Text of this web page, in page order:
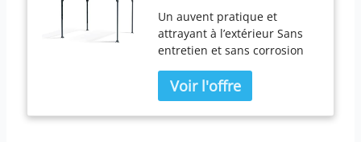
Un auvent pratique et
attrayant à l’extérieur Sans
entretien et sans corrosion
durable et stable Charge de
neige extrême de 120 kg/m²
Possibilités d’application